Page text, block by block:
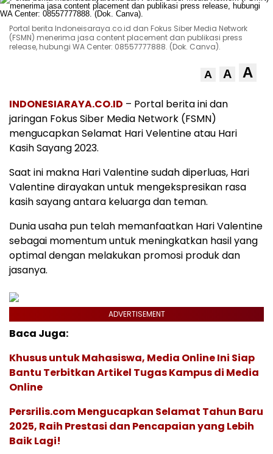
Portal berita Indoneisaraya.co.id dan Fokus Siber Media Network
(FSMN) menerima jasa content placement dan publikasi press
release, hubungi WA Center: 08557777888. (Dok. Canva).
A A A
INDONESIARAYA.CO.ID – Portal berita ini dan
jaringan Fokus Siber Media Network (FSMN)
mengucapkan Selamat Hari Velentine atau Hari
Kasih Sayang 2023.
Saat ini makna Hari Valentine sudah diperluas, Hari
Valentine dirayakan untuk mengekspresikan rasa
kasih sayang antara keluarga dan teman.
Dunia usaha pun telah memanfaatkan Hari Valentine
sebagai momentum untuk meningkatkan hasil yang
optimal dengan melakukan promosi produk dan
jasanya.
ADVERTISEMENT
Baca Juga:
Khusus untuk Mahasiswa, Media Online Ini Siap
Bantu Terbitkan Artikel Tugas Kampus di Media
Online
Persrilis.com Mengucapkan Selamat Tahun Baru
2025, Raih Prestasi dan Pencapaian yang Lebih
Baik Lagi!